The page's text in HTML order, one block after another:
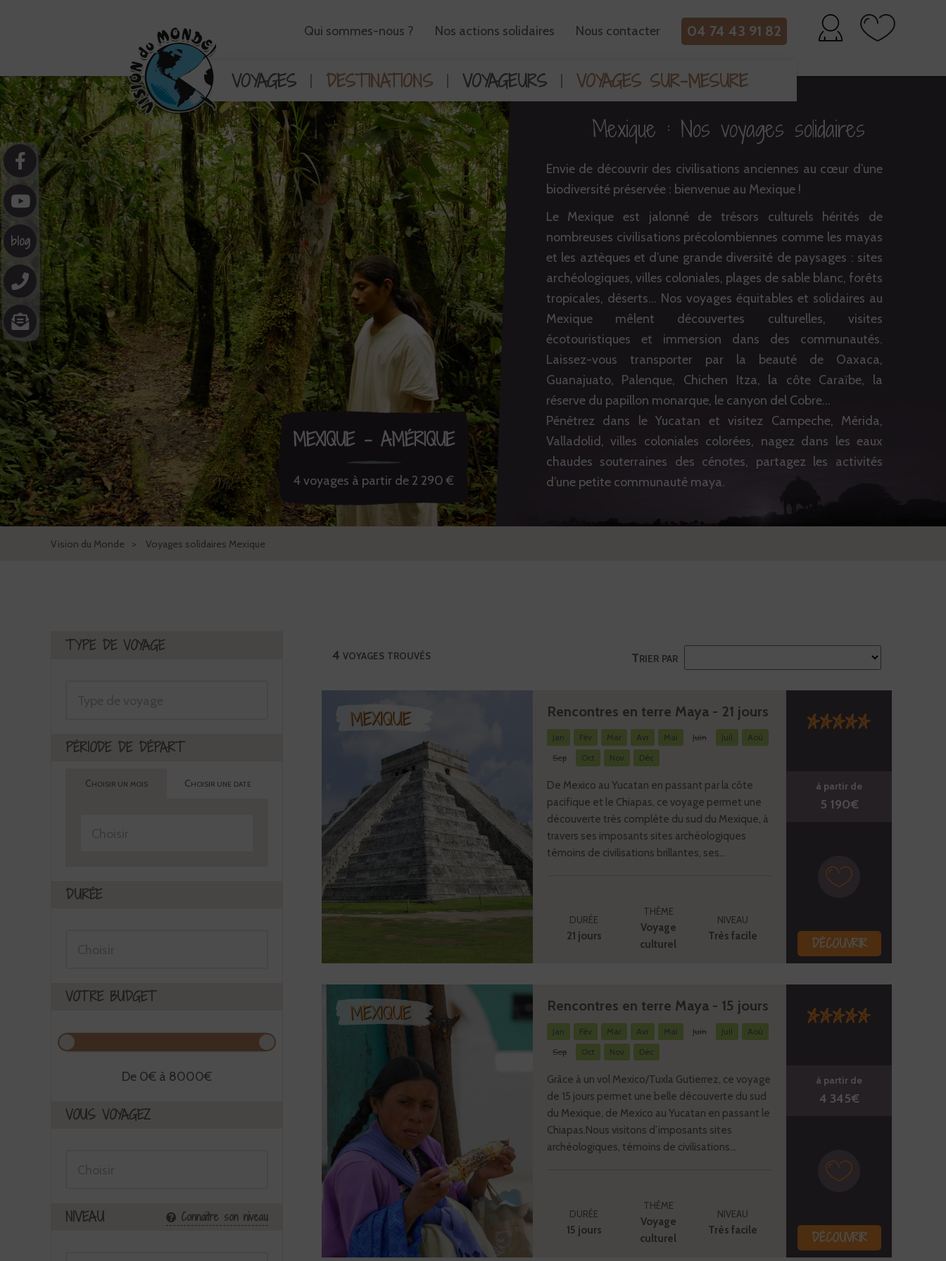
VOYAGES DESTINATIONS VOYAGEURS VOYAGES SUR-MESURE
Qui sommes-nous ? Nos actions solidaires Nous contacter 04 74 43 91 82
MEXIQUE - AMÉRIQUE
4 voyages à partir de 2 290 €
Mexique : Nos voyages solidaires
Envie de découvrir des civilisations anciennes au cœur d’une
biodiversité préservée : bienvenue au Mexique !
Le Mexique est jalonné de trésors culturels hérités de
nombreuses civilisations précolombiennes comme les mayas
et les aztèques et d’une grande diversité de paysages : sites
archéologiques, villes coloniales, plages de sable blanc, forêts
tropicales, déserts… Nos voyages équitables et solidaires au
Mexique mêlent découvertes culturelles, visites
écotouristiques et immersion dans des communautés.
Laissez-vous transporter par la beauté de Oaxaca,
Guanajuato, Palenque, Chichen Itza, la côte Caraïbe, la
réserve du papillon monarque, le canyon del Cobre…
Pénétrez dans le Yucatan et visitez Campeche, Mérida,
Valladolid, villes coloniales colorées, nagez dans les eaux
chaudes souterraines des cénotes, partagez les activités
d’une petite communauté maya.
forêts du Chiapas, assistez à la ponte des tortues sur une
Vision du Monde Voyages solidaires Mexique
TYPE DE VOYAGE
PÉRIODE DE DÉPART
Choisir un mois Choisir une date
DURÉE
VOTRE BUDGET
De 0€ à 8000€
VOUS VOYAGEZ
NIVEAU Connaitre son niveau
4 voyages trouvés Trier par
MEXIQUE
à partir de
5 190€
DÉCOUVRIR
Rencontres en terre Maya - 21 jours
Jan Fév Mar Avr Mai Juin Juil
Aoû
Sep
Oct Nov Déc
De Mexico au Yucatan en passant par la côte
pacifique et le Chiapas, ce voyage permet une
découverte très complète du sud du Mexique, à
travers ses imposants sites archéologiques
témoins de civilisations brillantes, ses...
DURÉE
21 jours
THÈME
Voyage
culturel
NIVEAU
Très facile
MEXIQUE
à partir de
4 345€
DÉCOUVRIR
Rencontres en terre Maya - 15 jours
Jan Fév Mar Avr Mai Juin Juil
Aoû
Sep
Oct Nov Déc
Grâce à un vol Mexico/Tuxla Gutierrez, ce voyage
de 15 jours permet une belle découverte du sud
du Mexique, de Mexico au Yucatan en passant le
Chiapas.Nous visitons d’imposants sites
archéologiques, témoins de civilisations...
DURÉE
15 jours
THÈME
Voyage
culturel
NIVEAU
Très facile
blog